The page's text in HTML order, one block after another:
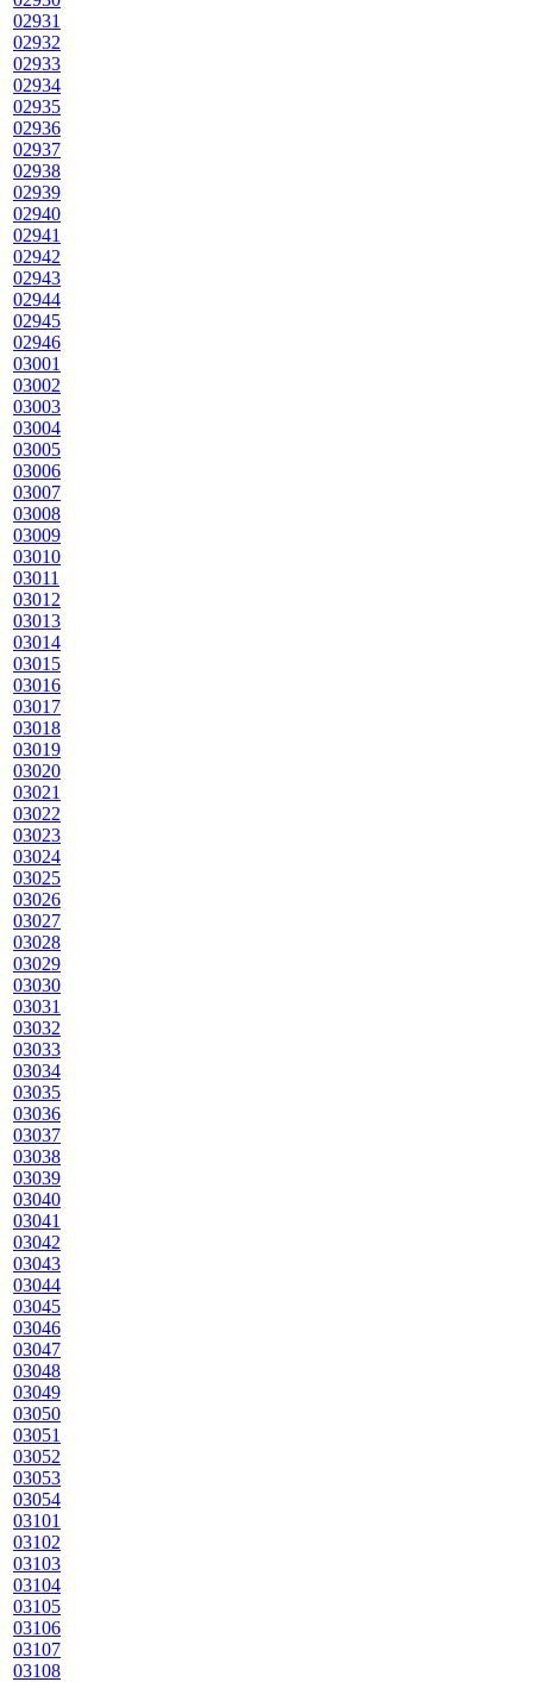
02931
02932
02933
02934
02935
02936
02937
02938
02939
02940
02941
02942
02943
02944
02945
02946
03001
03002
03003
03004
03005
03006
03007
03008
03009
03010
03011
03012
03013
03014
03015
03016
03017
03018
03019
03020
03021
03022
03023
03024
03025
03026
03027
03028
03029
03030
03031
03032
03033
03034
03035
03036
03037
03038
03039
03040
03041
03042
03043
03044
03045
03046
03047
03048
03049
03050
03051
03052
03053
03054
03101
03102
03103
03104
03105
03106
03107
03108